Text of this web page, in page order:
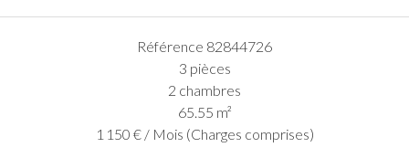
Référence 82844726
3 pièces
2 chambres
65.55 m²
1 150 € / Mois (Charges comprises)